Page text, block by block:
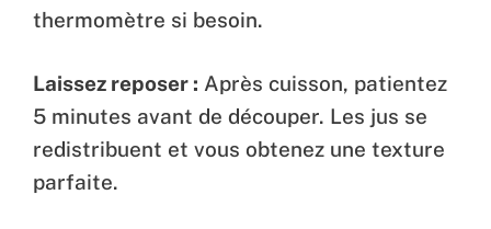
thermomètre si besoin.
Laissez reposer : Après cuisson, patientez
5 minutes avant de découper. Les jus se
redistribuent et vous obtenez une texture
parfaite.